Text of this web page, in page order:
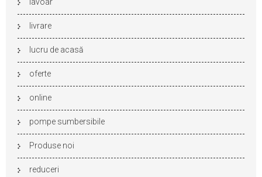
livrare
lucru de acasă
oferte
online
pompe sumbersibile
Produse noi
reduceri